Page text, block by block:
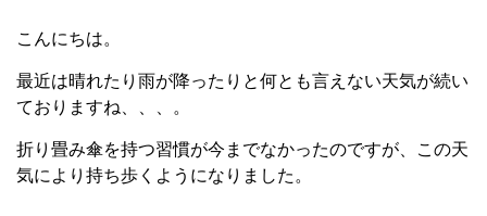
こんにちは。
最近は晴れたり雨が降ったりと何とも言えない天気が続い
ておりますね、、、。
折り畳み傘を持つ習慣が今までなかったのですが、この天
気により持ち歩くようになりました。